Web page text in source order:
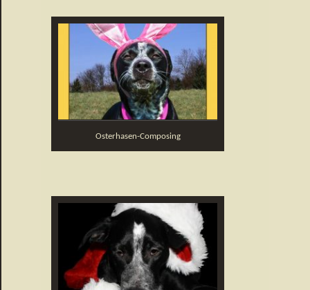
Osterhasen-Composing